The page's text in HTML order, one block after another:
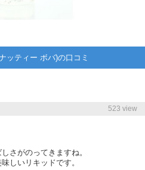
ッティー ボバ)の口コミ
523 view
さがのってきますね。
しいリキッドです。